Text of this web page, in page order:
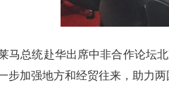
马总统赴华出席中非合作论坛
步加强地方和经贸往来，助力两